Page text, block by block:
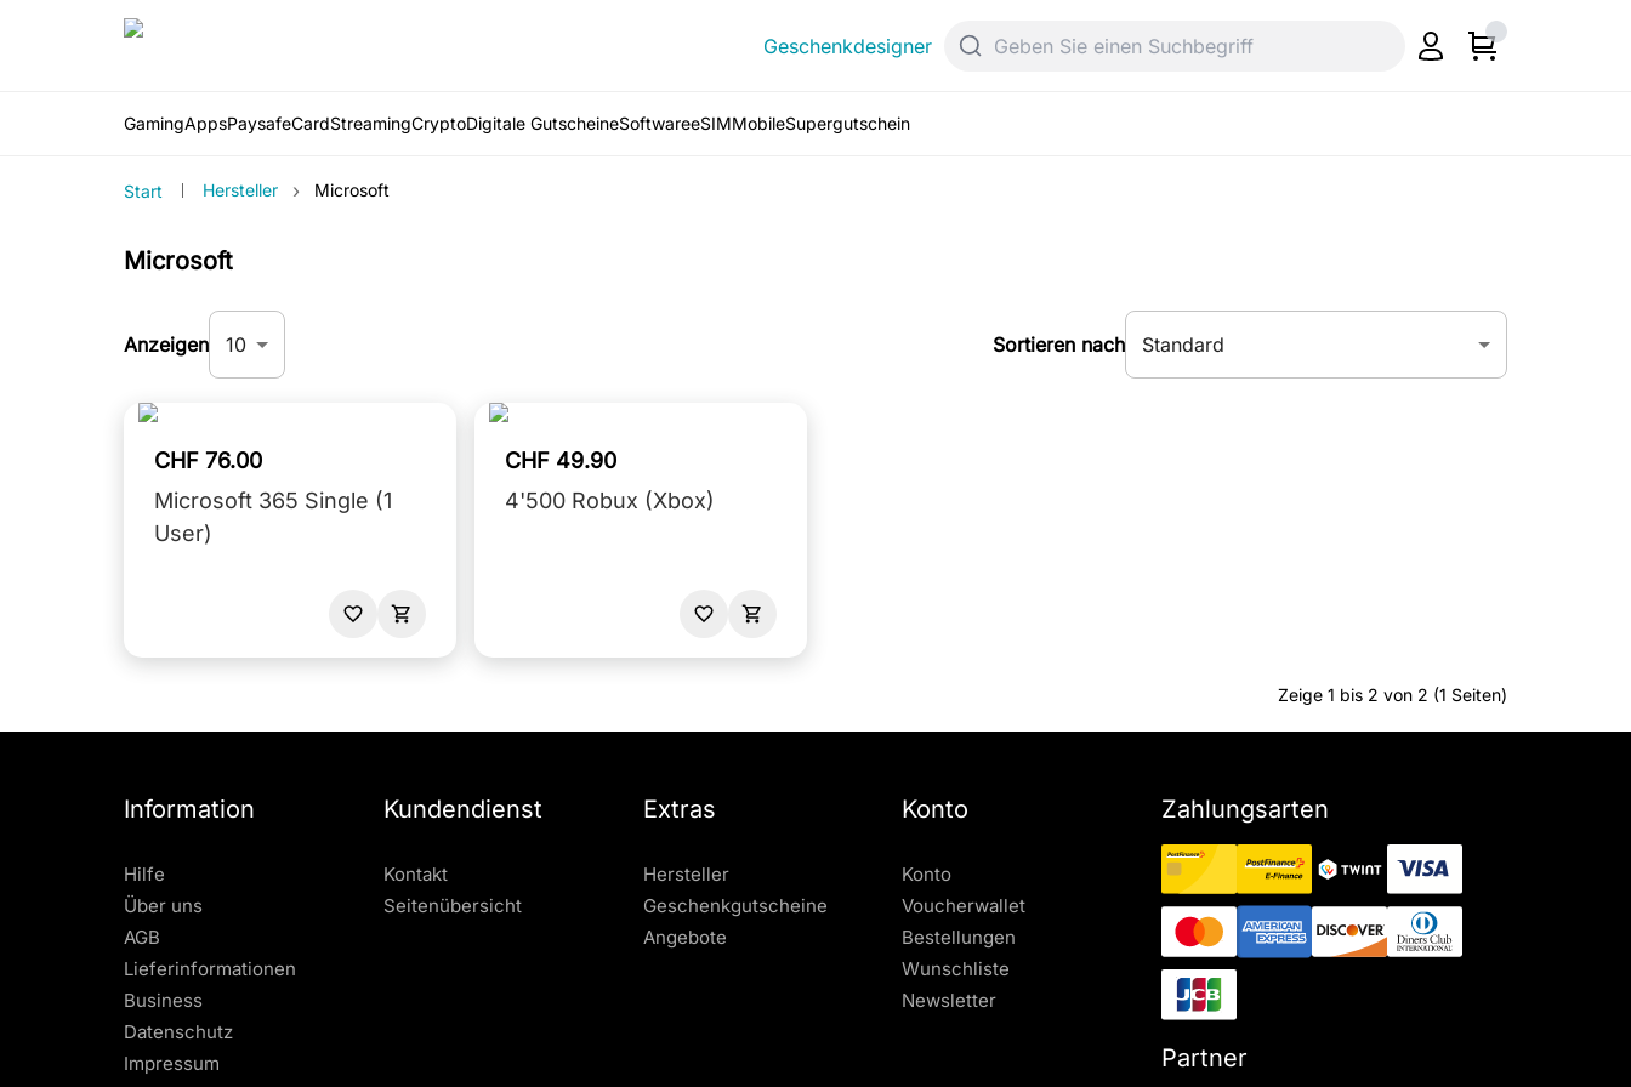
Geschenkdesigner
GamingAppsPaysafeCardStreamingCryptoDigitale GutscheineSoftwareeSIMMobileSupergutschein
Start Hersteller › Microsoft
Microsoft
Anzeigen 10 Sortieren nach Standard
CHF 76.00
Microsoft 365 Single (1
User)
CHF 49.90
4'500 Robux (Xbox)
Zeige 1 bis 2 von 2 (1 Seiten)
Information
Hilfe
Über uns
AGB
Lieferinformationen
Business
Datenschutz
Impressum
Kundendienst
Kontakt
Seitenübersicht
Extras
Hersteller
Geschenkgutscheine
Angebote
Konto
Konto
Voucherwallet
Bestellungen
Wunschliste
Newsletter
Zahlungsarten
Partner